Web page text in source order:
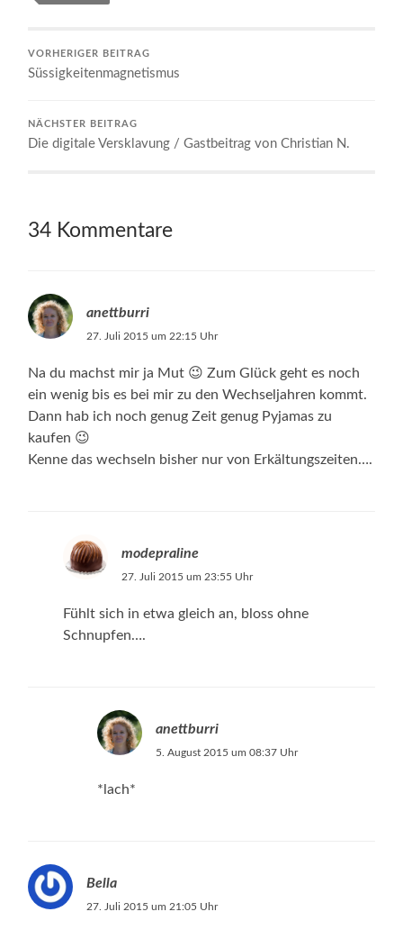
VORHERIGER BEITRAG
Süssigkeitenmagnetismus
NÄCHSTER BEITRAG
Die digitale Versklavung / Gastbeitrag von Christian N.
34 Kommentare
anettburri
27. Juli 2015 um 22:15 Uhr
Na du machst mir ja Mut 😉 Zum Glück geht es noch
ein wenig bis es bei mir zu den Wechseljahren kommt.
Dann hab ich noch genug Zeit genug Pyjamas zu
kaufen 😉
Kenne das wechseln bisher nur von Erkältungszeiten….
modepraline
27. Juli 2015 um 23:55 Uhr
Fühlt sich in etwa gleich an, bloss ohne
Schnupfen….
anettburri
5. August 2015 um 08:37 Uhr
*lach*
Bella
27. Juli 2015 um 21:05 Uhr